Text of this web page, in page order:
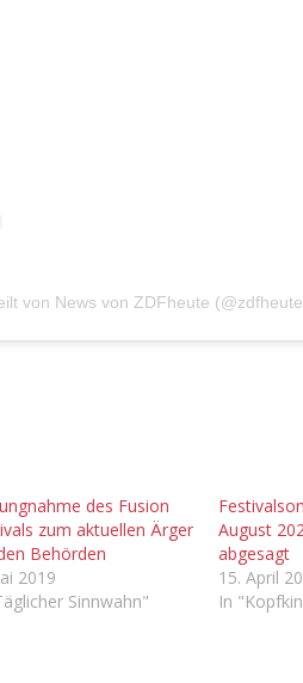
von News von ZDFheute
des Fusion
zum aktuellen Ärger
Behörden
2019
Sinnwahn"
August
abgesagt
15. April
In